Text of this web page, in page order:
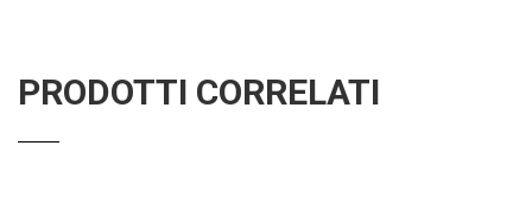
PRODOTTI CORRELATI